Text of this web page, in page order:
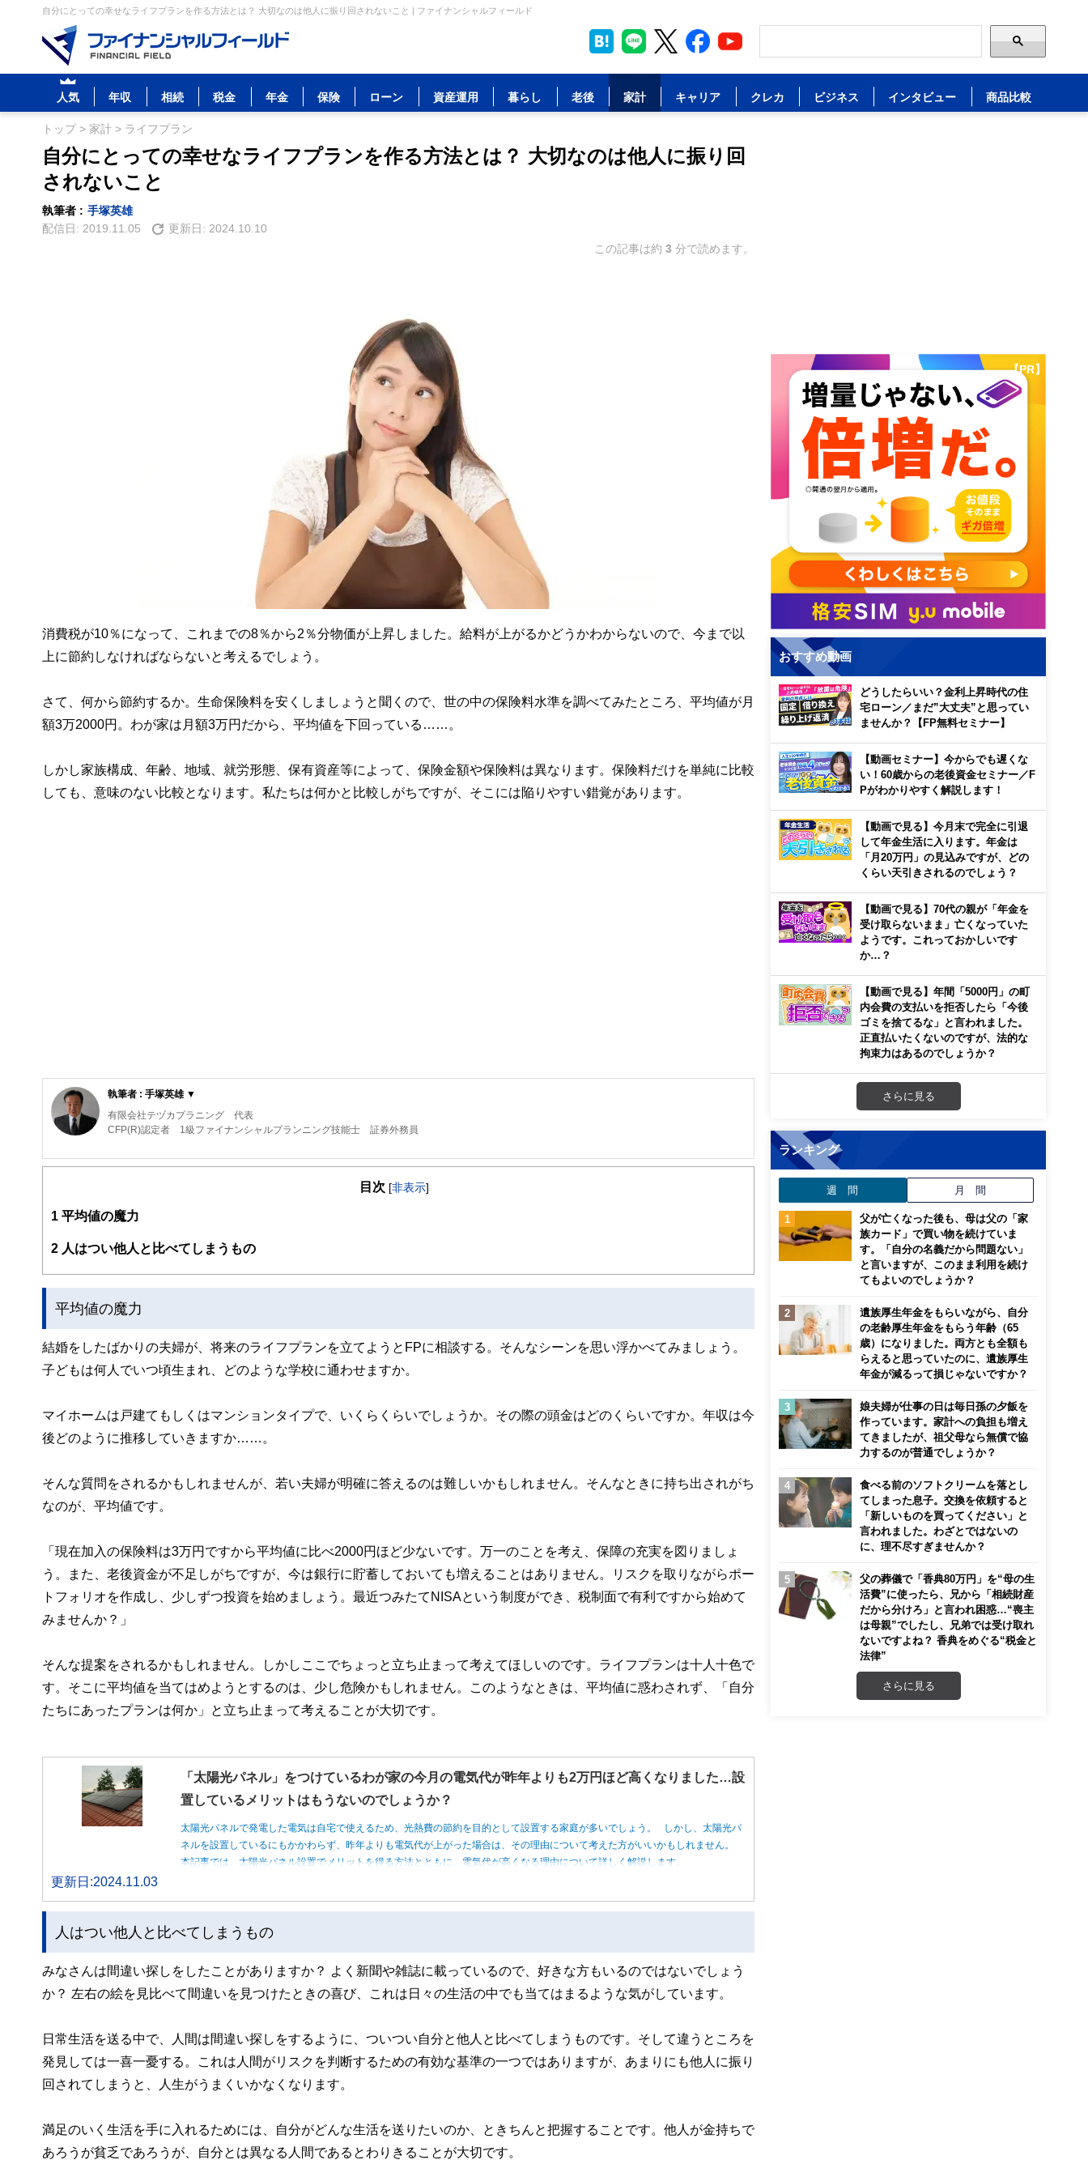
自分にとっての幸せなライフプランを作る方法とは？ 大切なのは他人に振り回されないこと | ファイナンシャルフィールド
人気 年収 相続 税金 年金 保険 ローン 資産運用 暮らし 老後 家計 キャリア クレカ ビジネス インタビュー 商品比較
トップ> 家計 > ライフプラン
自分にとっての幸せなライフプランを作る方法とは？ 大切なのは他人に振り回
されないこと
執筆者 : 手塚英雄
配信日: 2019.11.05 更新日: 2024.10.10
この記事は約 3 分で読めます。
消費税が10％になって、これまでの8％から2％分物価が上昇しました。給料が上がるかどうかわからないので、今まで以
上に節約しなければならないと考えるでしょう。
さて、何から節約するか。生命保険料を安くしましょうと聞くので、世の中の保険料水準を調べてみたところ、平均値が月
額3万2000円。わが家は月額3万円だから、平均値を下回っている……。
しかし家族構成、年齢、地域、就労形態、保有資産等によって、保険金額や保険料は異なります。保険料だけを単純に比較
しても、意味のない比較となります。私たちは何かと比較しがちですが、そこには陥りやすい錯覚があります。
執筆者 : 手塚英雄 ▼
有限会社テヅカプラニング 代表
CFP(R)認定者 1級ファイナンシャルプランニング技能士 証券外務員
CFP(R)認定者 1級ファイナンシャルプランニング技能士
他のFPとは一味異なる論点を持つ
目次 [非表示]
1 平均値の魔力
2 人はつい他人と比べてしまうもの
平均値の魔力
結婚をしたばかりの夫婦が、将来のライフプランを立てようとFPに相談する。そんなシーンを思い浮かべてみましょう。
子どもは何人でいつ頃生まれ、どのような学校に通わせますか。
マイホームは戸建てもしくはマンションタイプで、いくらくらいでしょうか。その際の頭金はどのくらいですか。年収は今
後どのように推移していきますか……。
そんな質問をされるかもしれませんが、若い夫婦が明確に答えるのは難しいかもしれません。そんなときに持ち出されがち
なのが、平均値です。
「現在加入の保険料は3万円ですから平均値に比べ2000円ほど少ないです。万一のことを考え、保障の充実を図りましょ
う。また、老後資金が不足しがちですが、今は銀行に貯蓄しておいても増えることはありません。リスクを取りながらポー
トフォリオを作成し、少しずつ投資を始めましょう。最近つみたてNISAという制度ができ、税制面で有利ですから始めて
みませんか？」
そんな提案をされるかもしれません。しかしここでちょっと立ち止まって考えてほしいのです。ライフプランは十人十色で
す。そこに平均値を当てはめようとするのは、少し危険かもしれません。このようなときは、平均値に惑わされず、「自分
たちにあったプランは何か」と立ち止まって考えることが大切です。
「太陽光パネル」をつけているわが家の今月の電気代が昨年よりも2万円ほど高くなりました…設
置しているメリットはもうないのでしょうか？
太陽光パネルで発電した電気は自宅で使えるため、光熱費の節約を目的として設置する家庭が多いでしょう。 しかし、太陽光パ
ネルを設置しているにもかかわらず、昨年よりも電気代が上がった場合は、その理由について考えた方がいいかもしれません。
本記事では、太陽光パネル設置でメリットを得る方法とともに、電気代が高くなる理由について詳しく解説します。
更新日:2024.11.03
人はつい他人と比べてしまうもの
みなさんは間違い探しをしたことがありますか？ よく新聞や雑誌に載っているので、好きな方もいるのではないでしょう
か？ 左右の絵を見比べて間違いを見つけたときの喜び、これは日々の生活の中でも当てはまるような気がしています。
日常生活を送る中で、人間は間違い探しをするように、ついつい自分と他人と比べてしまうものです。そして違うところを
発見しては一喜一憂する。これは人間がリスクを判断するための有効な基準の一つではありますが、あまりにも他人に振り
回されてしまうと、人生がうまくいかなくなります。
満足のいく生活を手に入れるためには、自分がどんな生活を送りたいのか、ときちんと把握することです。他人が金持ちで
あろうが貧乏であろうが、自分とは異なる人間であるとわりきることが大切です。
【PR】
おすすめ動画
どうしたらいい？金利上昇時代の住
宅ローン／まだ”大丈夫”と思ってい
ませんか？【FP無料セミナー】
【動画セミナー】今からでも遅くな
い！60歳からの老後資金セミナー／F
Pがわかりやすく解説します！
【動画で見る】今月末で完全に引退
して年金生活に入ります。年金は
「月20万円」の見込みですが、どの
くらい天引きされるのでしょう？
【動画で見る】70代の親が「年金を
受け取らないまま」亡くなっていた
ようです。これっておかしいです
か…？
【動画で見る】年間「5000円」の町
内会費の支払いを拒否したら「今後
ゴミを捨てるな」と言われました。
正直払いたくないのですが、法的な
拘束力はあるのでしょうか？
さらに見る
ランキング
週 間 月 間
父が亡くなった後も、母は父の「家
族カード」で買い物を続けていま
す。「自分の名義だから問題ない」
と言いますが、このまま利用を続け
てもよいのでしょうか？
遺族厚生年金をもらいながら、自分
の老齢厚生年金をもらう年齢（65
歳）になりました。両方とも全額も
らえると思っていたのに、遺族厚生
年金が減るって損じゃないですか？
娘夫婦が仕事の日は毎日孫の夕飯を
作っています。家計への負担も増え
てきましたが、祖父母なら無償で協
力するのが普通でしょうか？
食べる前のソフトクリームを落とし
てしまった息子。交換を依頼すると
「新しいものを買ってください」と
言われました。わざとではないの
に、理不尽すぎませんか？
父の葬儀で「香典80万円」を“母の生
活費”に使ったら、兄から「相続財産
だから分けろ」と言われ困惑…“喪主
は母親”でしたし、兄弟では受け取れ
ないですよね？ 香典をめぐる“税金と
法律”
さらに見る